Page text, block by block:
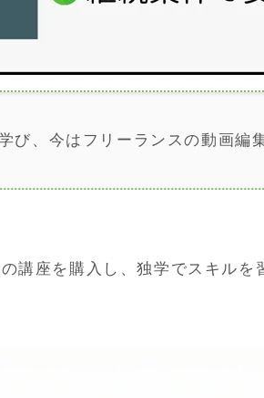
び、今はフリーランスの動画編
講座を購入し、独学でスキルを